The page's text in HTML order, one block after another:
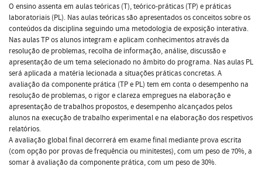
O ensino assenta em aulas teóricas (T), teórico-práticas (TP) e práticas
laboratoriais (PL). Nas aulas teóricas são apresentados os conceitos sobre os
conteúdos da disciplina seguindo uma metodologia de exposição interativa.
Nas aulas TP os alunos integram e aplicam conhecimentos através da
resolução de problemas, recolha de informação, análise, discussão e
apresentação de um tema selecionado no âmbito do programa. Nas aulas PL
será aplicada a matéria lecionada a situações práticas concretas. A
avaliação da componente prática (TP e PL) tem em conta o desempenho na
resolução de problemas, o rigor e clareza empregues na elaboração e
apresentação de trabalhos propostos, e desempenho alcançados pelos
alunos na execução de trabalho experimental e na elaboração dos respetivos
relatórios.
A avaliação global final decorrerá em exame final mediante prova escrita
(com opção por provas de frequência ou minitestes), com um peso de 70%, a
somar à avaliação da componente prática, com um peso de 30%.